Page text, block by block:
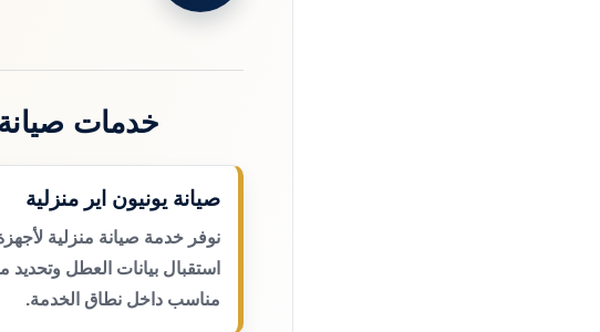
خدمات
صيانة يونيون اير منزلية
نوفر خدمة صيانة منزلية
استقبال بيانات العطل وتحديد
مناسب داخل نطاق الخدمة.